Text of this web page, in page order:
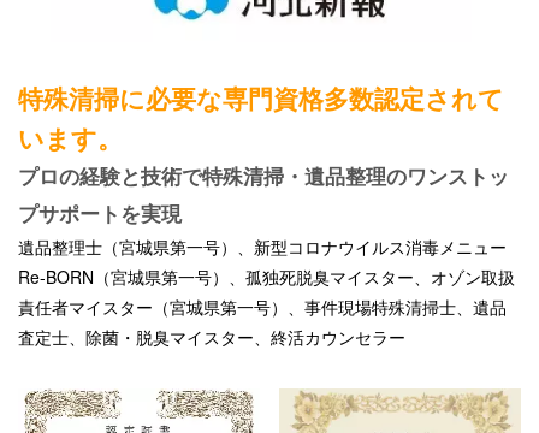
特殊清掃に必要な専門資格多数認定されて
います。
プロの経験と技術で特殊清掃・遺品整理のワンストッ
プサポートを実現
遺品整理士（宮城県第一号）、新型コロナウイルス消毒メニュー
Re-BORN（宮城県第一号）、孤独死脱臭マイスター、オゾン取扱
責任者マイスター（宮城県第一号）、事件現場特殊清掃士、遺品
査定士、除菌・脱臭マイスター、終活カウンセラー